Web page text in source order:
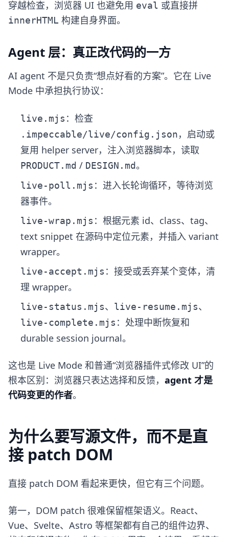
穿越检查，浏览器 UI 也避免用 eval 或直接拼
innerHTML 构建自身界面。
Agent 层：真正改代码的一方
AI agent 不是只负责“想点好看的方案”。它在 Live
Mode 中承担执行协议：
live.mjs ：检查
.impeccable/live/config.json，启动或
复用 helper server，注入浏览器脚本，读取
PRODUCT.md / DESIGN.md。
live-poll.mjs ：进入长轮询循环，等待浏览
器事件。
live-wrap.mjs ：根据元素 id、class、tag、
text snippet 在源码中定位元素，并插入 variant
wrapper。
live-accept.mjs ：接受或丢弃某个变体，清
理 wrapper。
live-status.mjs、 live-resume.mjs、
live-complete.mjs ：处理中断恢复和
durable session journal。
这也是 Live Mode 和普通“浏览器插件式修改 UI”的
根本区别：浏览器只表达选择和反馈， agent 才是
代码变更的作者。
为什么要写源文件，而不是直
接 patch DOM
直接 patch DOM 看起来更快，但它有三个问题。
第一，DOM patch 很难保留框架语义。React、
Vue、Svelte、Astro 等框架都有自己的组件边界、